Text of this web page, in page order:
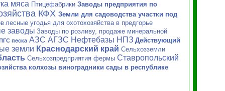
мяса Птицефабрики Заводы предприятия по
КФХ Земли для садоводства участки под
лесные угодья для охотохозяйства в предгорье
заводы Заводы по розливу, продаже минеральной
песка АЗС АГЗС Нефтебазы НПЗ Действующий
земли Краснодарский край Сельхозземли
Сельхозпредприятия фермы Ставропольский
колхозы виноградники сады в республике